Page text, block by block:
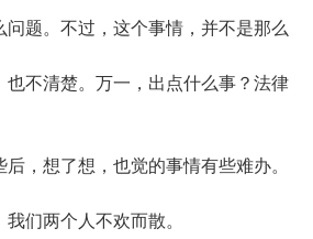
题。不过，这个事情，并不是那么
也不清楚。万一，出点什么事？法律
想了想，也觉的事情有些难办。
们两个人不欢而散。